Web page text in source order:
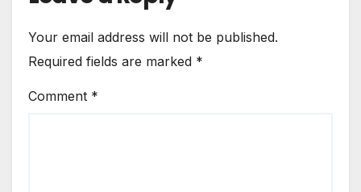
Your email address will not be published.
Required fields are marked *
Comment *